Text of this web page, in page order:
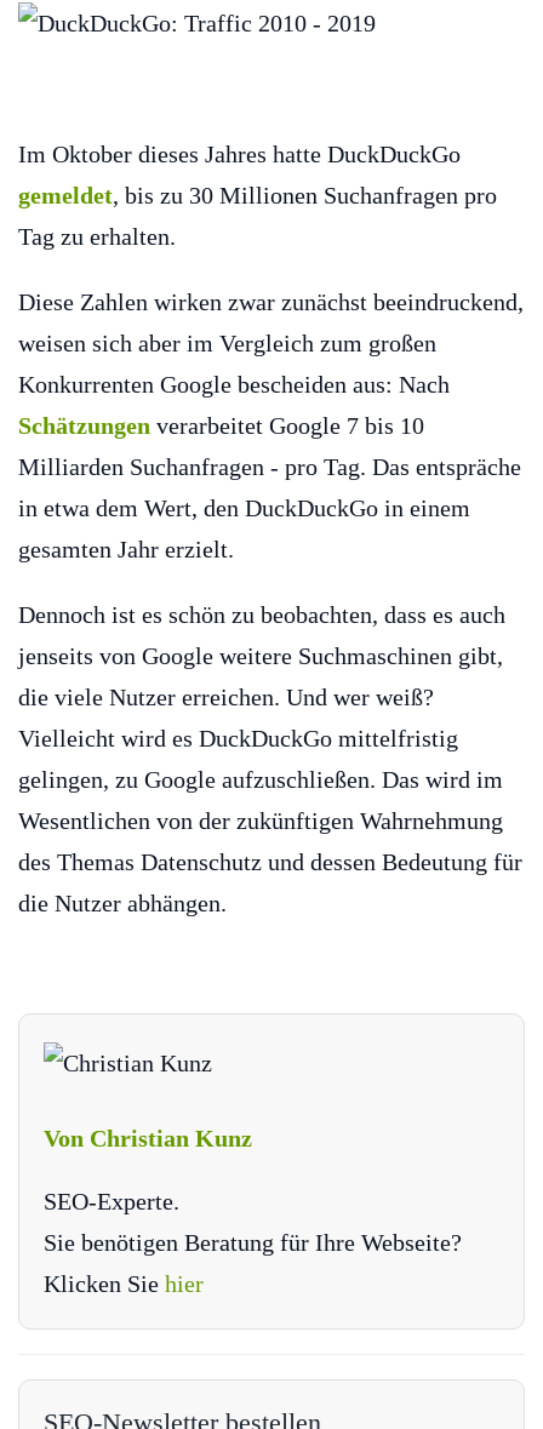
Im Oktober dieses Jahres hatte DuckDuckGo
gemeldet, bis zu 30 Millionen Suchanfragen pro
Tag zu erhalten.
Diese Zahlen wirken zwar zunächst beeindruckend,
weisen sich aber im Vergleich zum großen
Konkurrenten Google bescheiden aus: Nach
Schätzungen verarbeitet Google 7 bis 10
Milliarden Suchanfragen - pro Tag. Das entspräche
in etwa dem Wert, den DuckDuckGo in einem
gesamten Jahr erzielt.
Dennoch ist es schön zu beobachten, dass es auch
jenseits von Google weitere Suchmaschinen gibt,
die viele Nutzer erreichen. Und wer weiß?
Vielleicht wird es DuckDuckGo mittelfristig
gelingen, zu Google aufzuschließen. Das wird im
Wesentlichen von der zukünftigen Wahrnehmung
des Themas Datenschutz und dessen Bedeutung für
die Nutzer abhängen.
Von Christian Kunz
SEO-Experte.
Sie benötigen Beratung für Ihre Webseite?
Klicken Sie hier
SEO-Newsletter bestellen